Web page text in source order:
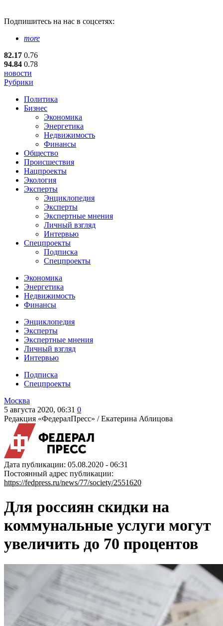
Подпишитесь на нас в соцсетях:
more
82.17 0.76
94.84 0.78
новости
Рубрики
Политика
Бизнес
Экономика
Энергетика
Недвижимость
Финансы
Общество
Происшествия
Нацпроекты
Экология
Эксперты
Энциклопедия
Эксперты
Экспертные мнения
Личный взгляд
Интервью
Спецпроекты
Подписка
Спецпроекты
Экономика
Энергетика
Недвижимость
Финансы
Энциклопедия
Эксперты
Экспертные мнения
Личный взгляд
Интервью
Подписка
Спецпроекты
Москва
5 августа 2020, 06:31 0
Редакция «ФедералПресс» /Екатерина Аблицова
Дата публикации: 05.08.2020 - 06:31
Постоянный адрес публикации:
https://fedpress.ru/news/77/society/2551620
Для россиян скидки на
коммунальные услуги могут
увеличить до 70 процентов